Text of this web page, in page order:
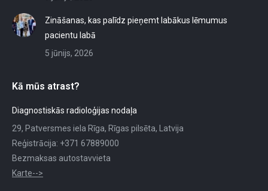
Zināšanas, kas palīdz pieņemt labākus lēmumus
pacientu labā
5 jūnijs, 2026
Kā mūs atrast?
Diagnostiskās radioloģijas nodaļa
29, Patversmes iela Rīga, Rīgas pilsēta, Latvija
Reģistrācija: +371 67889000
Bezmaksas autostavvieta
Karte-->